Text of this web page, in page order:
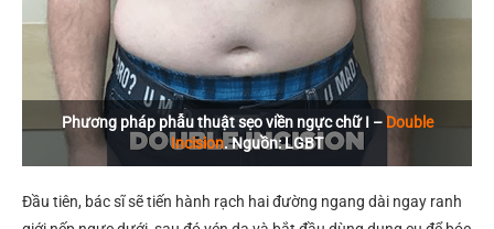
Phương pháp phẫu thuật sẹo viền ngực chữ I – Double
Incision. Nguồn: LGBT
Đầu tiên, bác sĩ sẽ tiến hành rạch hai đường ngang dài ngay ranh